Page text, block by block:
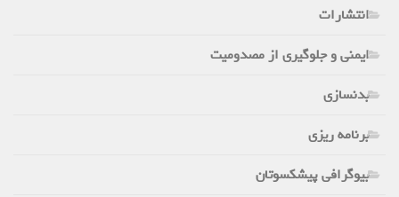
انتشارات
ایمنی و جلوگیری از مصدومیت
بدنسازی
برنامه ریزی
بیوگرافی پیشکسوتان